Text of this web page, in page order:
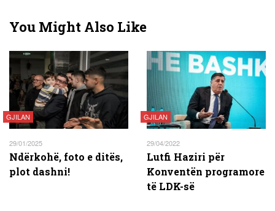
You Might Also Like
GJILAN
29/01/2025
Ndërkohë, foto e ditës,
plot dashni!
GJILAN
29/04/2022
Lutfi Haziri për
Konventën programore
të LDK-së